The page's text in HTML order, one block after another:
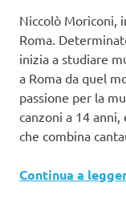
Niccolò Moriconi,
Roma.
inizia a studiare
a Roma da quel
passione per la
canzoni a 14
che combina
Continua a